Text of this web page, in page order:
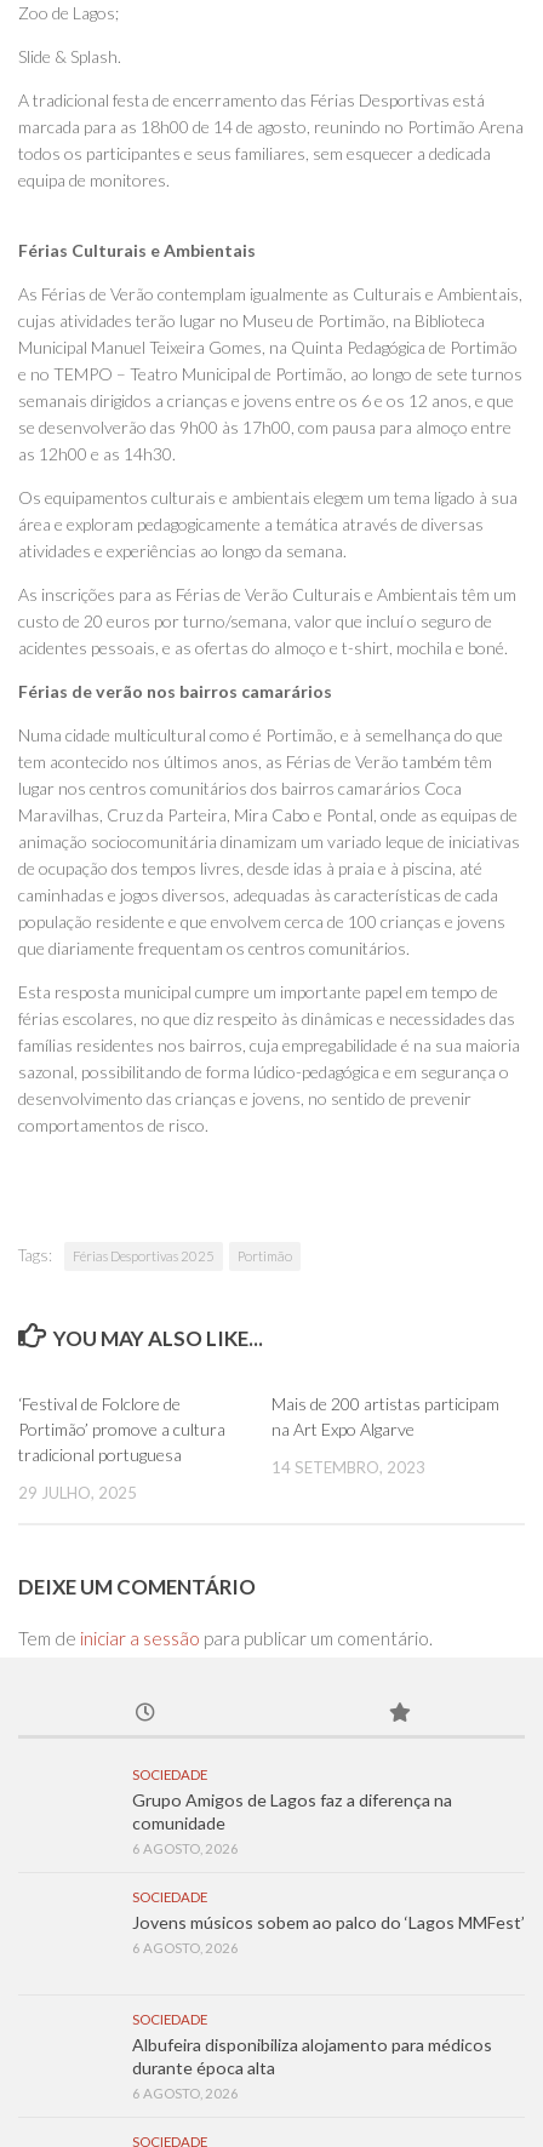
Zoo de Lagos;
Slide & Splash.
A tradicional festa de encerramento das Férias Desportivas está
marcada para as 18h00 de 14 de agosto, reunindo no Portimão Arena
todos os participantes e seus familiares, sem esquecer a dedicada
equipa de monitores.
Férias Culturais e Ambientais
As Férias de Verão contemplam igualmente as Culturais e Ambientais,
cujas atividades terão lugar no Museu de Portimão, na Biblioteca
Municipal Manuel Teixeira Gomes, na Quinta Pedagógica de Portimão
e no TEMPO – Teatro Municipal de Portimão, ao longo de sete turnos
semanais dirigidos a crianças e jovens entre os 6 e os 12 anos, e que
se desenvolverão das 9h00 às 17h00, com pausa para almoço entre
as 12h00 e as 14h30.
Os equipamentos culturais e ambientais elegem um tema ligado à sua
área e exploram pedagogicamente a temática através de diversas
atividades e experiências ao longo da semana.
As inscrições para as Férias de Verão Culturais e Ambientais têm um
custo de 20 euros por turno/semana, valor que incluí o seguro de
acidentes pessoais, e as ofertas do almoço e t-shirt, mochila e boné.
Férias de verão nos bairros camarários
Numa cidade multicultural como é Portimão, e à semelhança do que
tem acontecido nos últimos anos, as Férias de Verão também têm
lugar nos centros comunitários dos bairros camarários Coca
Maravilhas, Cruz da Parteira, Mira Cabo e Pontal, onde as equipas de
animação sociocomunitária dinamizam um variado leque de iniciativas
de ocupação dos tempos livres, desde idas à praia e à piscina, até
caminhadas e jogos diversos, adequadas às características de cada
população residente e que envolvem cerca de 100 crianças e jovens
que diariamente frequentam os centros comunitários.
Esta resposta municipal cumpre um importante papel em tempo de
férias escolares, no que diz respeito às dinâmicas e necessidades das
famílias residentes nos bairros, cuja empregabilidade é na sua maioria
sazonal, possibilitando de forma lúdico-pedagógica e em segurança o
desenvolvimento das crianças e jovens, no sentido de prevenir
comportamentos de risco.
Tags: Férias Desportivas 2025 Portimão
YOU MAY ALSO LIKE...
‘Festival de Folclore de
Portimão’ promove a cultura
tradicional portuguesa
29 JULHO, 2025
Mais de 200 artistas participam
na Art Expo Algarve
14 SETEMBRO, 2023
DEIXE UM COMENTÁRIO
Tem de iniciar a sessão para publicar um comentário.
SOCIEDADE
Grupo Amigos de Lagos faz a diferença na
comunidade
6 AGOSTO, 2026
SOCIEDADE
Jovens músicos sobem ao palco do ‘Lagos MMFest’
6 AGOSTO, 2026
SOCIEDADE
Albufeira disponibiliza alojamento para médicos
durante época alta
6 AGOSTO, 2026
SOCIEDADE